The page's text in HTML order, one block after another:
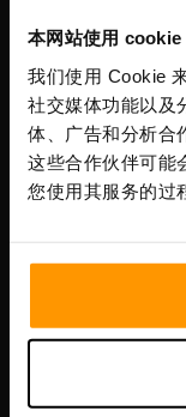
本网站使用 cookie
我们使用 Cookie
社交媒体功能以及
体、广告和分析合
这些合作伙伴可能
您使用其服务的过
Scalable Hosting
注册码: 14652605
增值税号:
地址: Harju
Vesivärava tn 50-